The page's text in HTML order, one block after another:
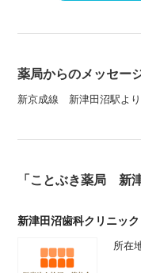
薬局からのメッセー
新京成線 新津田沼駅よ
「ことぶき薬局 新
新津田沼歯科クリニック
所在